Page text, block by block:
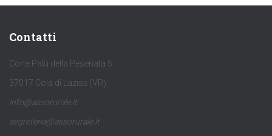
Contatti
Corte Palù della Pesenata 5
37017 Colà di Lazise (VR)
info@assorurale.it
segreteria@assorurale.it